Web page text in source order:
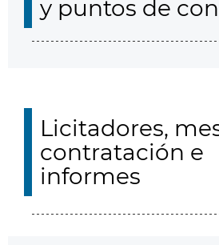
y puntos de
Licitadores,
contratación e
informes